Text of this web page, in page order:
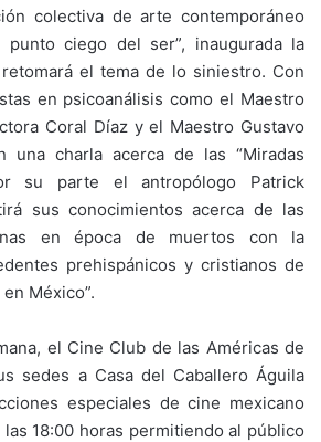
colectiva de arte contemporáneo
punto ciego del ser”, inaugurada la
el tema de lo siniestro. Con
en psicoanálisis como el Maestro
Coral Díaz y el Maestro Gustavo
una charla acerca de las “Miradas
su parte el antropólogo Patrick
sus conocimientos acerca de las
en época de muertos con la
prehispánicos y cristianos de
México”.
el Cine Club de las Américas de
sedes a Casa del Caballero Águila
especiales de cine mexicano
18:00 horas permitiendo al público